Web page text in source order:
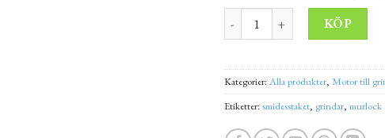
Hörmann homee Brain
KÖP
Kategorier:Alla produkter, Motor till
Etiketter:smidesstaket, grindar, murlock